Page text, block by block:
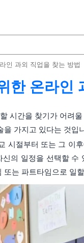
인 과외 직업을 찾는 방법
한 온라인
시간을 찾기가 어려
을 가지고 있다는 것입
시절부터 또는 그 이
신의 일정을 선택할
또는 파트타임으로 일